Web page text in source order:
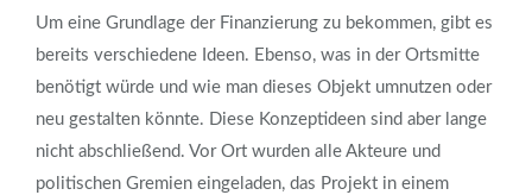
Um eine Grundlage der Finanzierung zu bekommen, gibt es
bereits verschiedene Ideen. Ebenso, was in der Ortsmitte
benötigt würde und wie man dieses Objekt umnutzen oder
neu gestalten könnte. Diese Konzeptideen sind aber lange
nicht abschließend. Vor Ort wurden alle Akteure und
politischen Gremien eingeladen, das Projekt in einem